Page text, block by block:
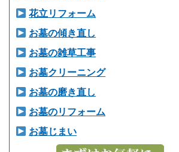
花立リフォーム
お墓の傾き直し
お墓の雑草工事
お墓クリーニング
お墓の磨き直し
お墓のリフォーム
お墓じまい